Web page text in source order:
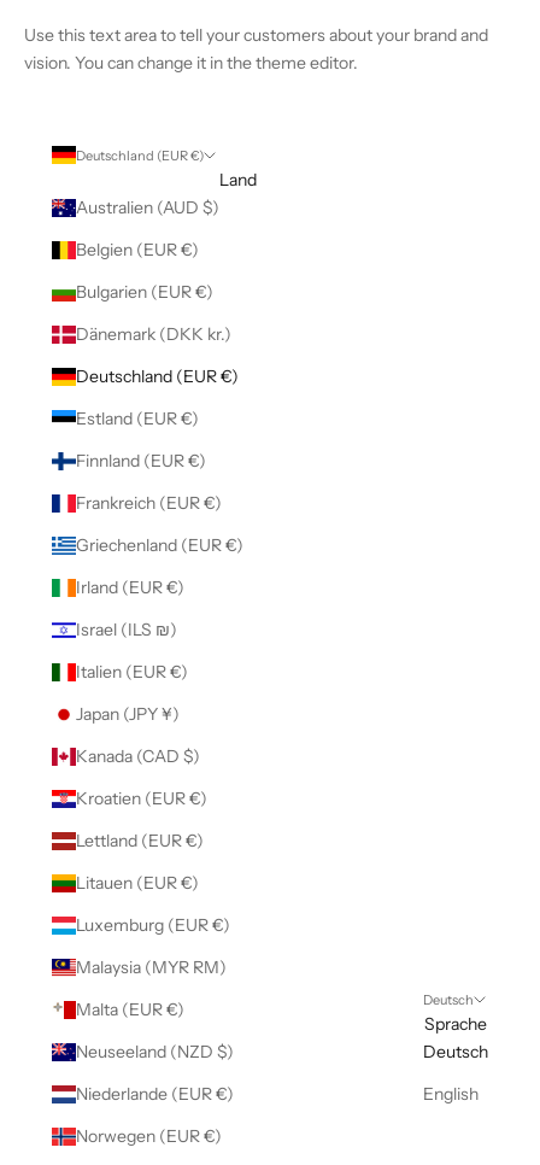
Use this text area to tell your customers about your brand and
vision. You can change it in the theme editor.
Deutschland (EUR €)
Land
Australien (AUD $)
Belgien (EUR €)
Bulgarien (EUR €)
Dänemark (DKK kr.)
Deutschland (EUR €)
Estland (EUR €)
Finnland (EUR €)
Frankreich (EUR €)
Griechenland (EUR €)
Irland (EUR €)
Israel (ILS ₪)
Italien (EUR €)
Japan (JPY ¥)
Kanada (CAD $)
Kroatien (EUR €)
Lettland (EUR €)
Litauen (EUR €)
Luxemburg (EUR €)
Malaysia (MYR RM)
Malta (EUR €)
Neuseeland (NZD $)
Niederlande (EUR €)
Norwegen (EUR €)
Deutsch
Sprache
Deutsch
English